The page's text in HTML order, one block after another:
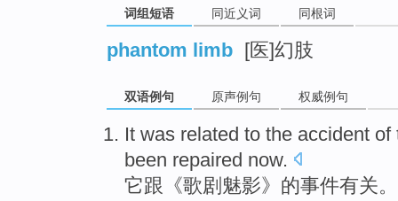
词组短语 同近义词 同根词
phantom limb [医]幻肢
双语例句 原声例句 权威例句
It was related to the accident of
been repaired now.
它跟《歌剧 魅影》 的事件有关